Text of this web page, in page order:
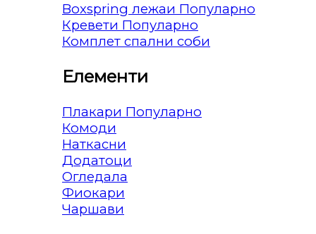
Boxspring лежаи
Кревети
Комплет спални соби
Елементи
Плакари
Комоди
Наткасни
Додатоци
Огледала
Фиокари
Чаршави